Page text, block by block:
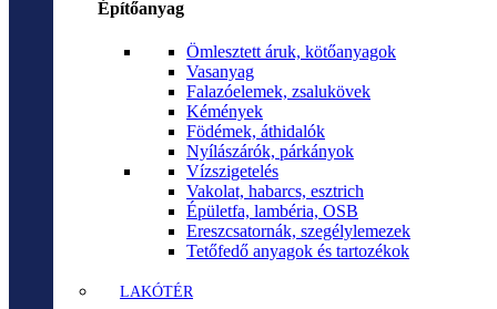
Építőanyag
Ömlesztett áruk, kötőanyagok
Vasanyag
Falazóelemek, zsalukövek
Kémények
Födémek, áthidalók
Nyílászárók, párkányok
Vízszigetelés
Vakolat, habarcs, esztrich
Épületfa, lambéria, OSB
Ereszcsatornák, szegélylemezek
Tetőfedő anyagok és tartozékok
LAKÓTÉR